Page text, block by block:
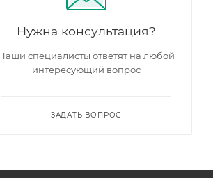
Нужна консультация?
специалисты ответят на любой
интересующий вопрос
ЗАДАТЬ ВОПРОС